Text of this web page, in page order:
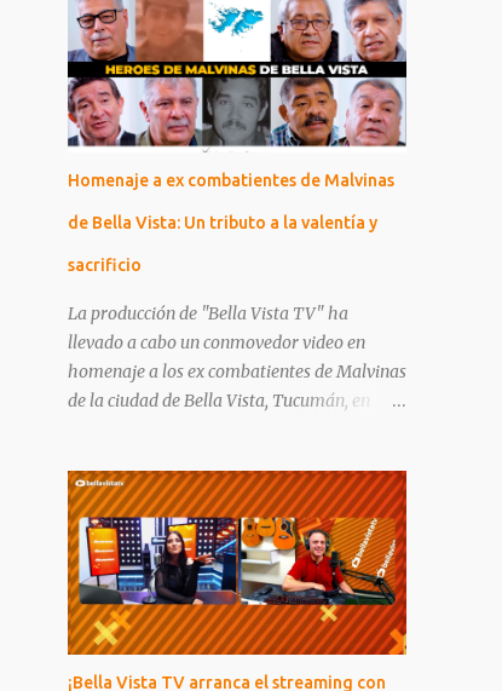
años. ¡Te invitamos a formar parte de esta
gran comunidad! No olvides suscribirte y
activar la campanita para que te alerte
cuando subamos nuevo contenido 👍 Ver
todo el canal 👉 Bella Vista TV 📺. 👉
Otras redes sociales: | Tik tok! | Twitter /
X | Instagram | Facebook |
Homenaje a ex combatientes de Malvinas
de Bella Vista: Un tributo a la valentía y
sacrificio
La producción de "Bella Vista TV" ha
llevado a cabo un conmovedor video en
homenaje a los ex combatientes de Malvinas
de la ciudad de Bella Vista, Tucumán, en
celebra cada 2 de abril. Entre los ex
combatientes homenajeados se encuentran
nombres que marcaron la historia de Bella
Vista y de la nación en su conjunto: Reynaldo
Armando López, José Florencio Mamaní,
Manuel Vicente Delgado, Jorge Arnaldo
Romano, Miguel Angel Olmos, Roberto
¡Bella Vista TV arranca el streaming con